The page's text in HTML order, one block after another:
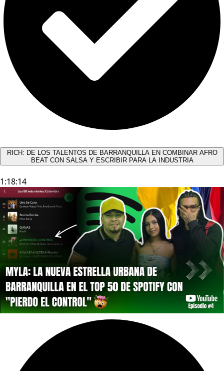
RICH: DE LOS TALENTOS DE BARRANQUILLA EN COMBINAR AFRO
BEAT CON SALSA Y ESCRIBIR PARA LA INDUSTRIA
1:18:14